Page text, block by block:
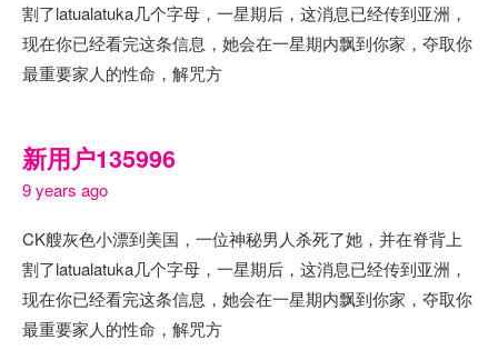
割了latualatuka几个字母，一星期后，这消息已经传到亚洲，
现在你已经看完这条信息，她会在一星期内飘到你家，夺取你
最重要家人的性命，解咒方
新用户135996
9 years ago
CK艘灰色小漂到美国，一位神秘男人杀死了她，并在脊背上
割了latualatuka几个字母，一星期后，这消息已经传到亚洲，
现在你已经看完这条信息，她会在一星期内飘到你家，夺取你
最重要家人的性命，解咒方